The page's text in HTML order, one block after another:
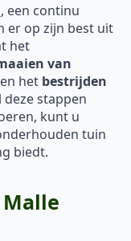
, een continu
er op zijn best uit
het
van
en het bestrijden
deze stappen
kunt u
tuin
biedt.